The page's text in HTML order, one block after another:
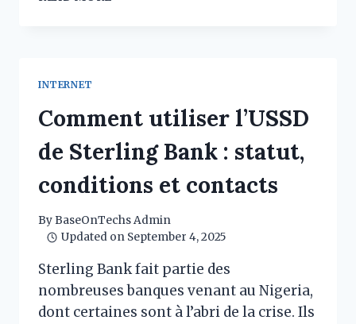
USSD
POUR
LE
BVN
POLITIQUE
INTERNET
Comment utiliser l’USSD
de Sterling Bank : statut,
conditions et contacts
ByBaseOnTechs Admin
Updated on September 4, 2025
Sterling Bank fait partie des
nombreuses banques venant au Nigeria,
dont certaines sont à l’abri de la crise. Ils